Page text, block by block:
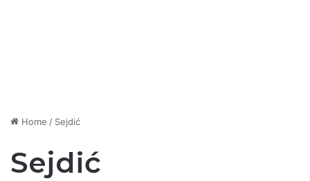
Home / Sejdić
Sejdić